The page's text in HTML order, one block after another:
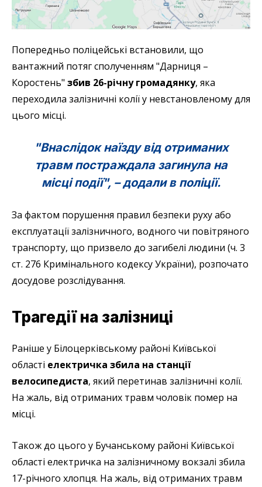
Попередньо поліцейські встановили, що
вантажний потяг сполученням "Дарниця –
Коростень" збив 26-річну громадянку, яка
переходила залізничні колії у невстановленому для
цього місці.
"Внаслідок наїздувід отриманих
травм постраждала загинула на
місці події", – додали в поліції.
За фактом порушення правил безпеки руху або
експлуатації залізничного, водного чи повітряного
транспорту, що призвело до загибелі людини (ч. 3
ст. 276 Кримінального кодексу України), розпочато
досудове розслідування.
Трагедії на залізниці
Раніше у Білоцерківському районі Київської
області електричка збила на станції
велосипедиста, який перетинав залізничні колії.
На жаль, від отриманих травм чоловік помер на
місці.
Також до цього у Бучанському районі Київської
області електричка на залізничному вокзалі збила
17-річного хлопця. На жаль, від отриманих травм